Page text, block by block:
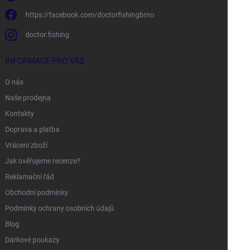
https://facebook.com/doctorfishingbrno
doctor.fishing
INFORMACE PRO VÁS
O nás
Naše prodejna
Kontakty
Doprava a platba
Vrácení zboží
Jak ověřujeme recenze?
Reklamační řád
Obchodní podmínky
Podmínky ochrany osobních údajů
Blog
Dárkové poukazy